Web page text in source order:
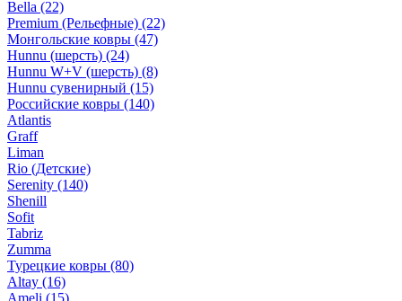
Bella (22)
Premium (Рельефные) (22)
Монгольские ковры (47)
Hunnu (шерсть) (24)
Hunnu W+V (шерсть) (8)
Hunnu сувенирный (15)
Российские ковры (140)
Atlantis
Graff
Liman
Rio (Детские)
Serenity (140)
Shenill
Sofit
Tabriz
Zumma
Турецкие ковры (80)
Altay (16)
Ameli (15)